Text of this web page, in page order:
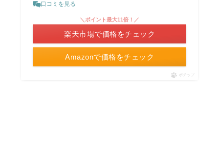
口コミを見る
Amazonで価格をチェック
＼ポイント最大11倍！／
楽天市場で価格をチェック
ポチップ